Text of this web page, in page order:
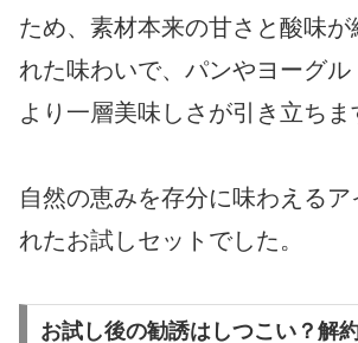
ため、素材本来の甘さと酸味が
れた味わいで、パンやヨーグル
より一層美味しさが引き立ちま
自然の恵みを存分に味わえるア
れたお試しセットでした。
お試し後の勧誘はしつこい？解